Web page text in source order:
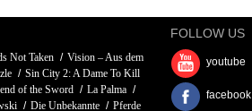
Not Taken
Vision – Aus dem
Sin City 2: A Dame To Kill
of the Sword
La Palma
Die Unbekannte Pferde
FOLLOW US
youtube
facebook